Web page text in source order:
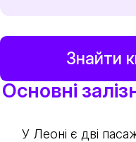
Знайти
Основні
У Леоні є дві